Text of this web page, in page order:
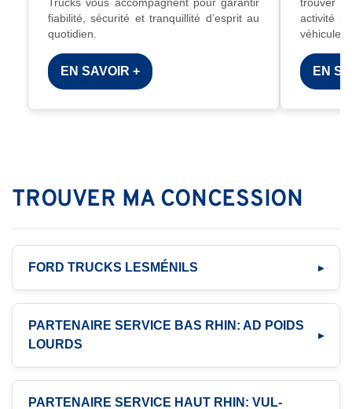
Trucks vous accompagnent pour garantir
fiabilité, sécurité et tranquillité d’esprit au
quotidien.
EN SAVOIR +
trouver
activité
véhicule
EN
TROUVER MA CONCESSION
FORD TRUCKS LESMÉNILS
PARTENAIRE SERVICE BAS RHIN: AD POIDS
LOURDS
PARTENAIRE SERVICE HAUT RHIN: VUL-